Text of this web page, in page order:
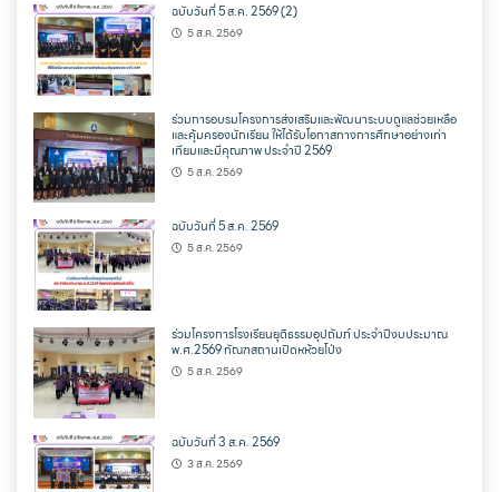
ฉบับวันที่ 5 ส.ค. 2569 (2)
5 ส.ค. 2569
ร่วมการอบรมโครงการส่งเสริมและพัฒนาระบบดูแลช่วยเหลือ
และคุ้มครองนักเรียน ให้ได้รับโอกาสทางการศึกษาอย่างเท่า
เทียมและมีคุณภาพ ประจำปี 2569
5 ส.ค. 2569
ฉบับวันที่ 5 ส.ค. 2569
5 ส.ค. 2569
ร่วมโครงการโรงเรียนยุติธรรมอุปถัมภ์ ประจำปีงบประมาณ
พ.ศ.2569 ทัณฑสถานเปิดหห้วยโป่ง
5 ส.ค. 2569
ฉบับวันที่ 3 ส.ค. 2569
3 ส.ค. 2569